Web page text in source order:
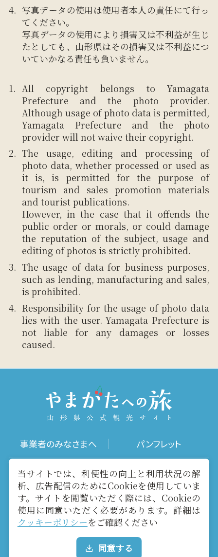
写真データの使用は使用者本人の責任にて行っ
てください。
写真データの使用により損害又は不利益が生じ
たとしても、山形県はその損害又は不利益につ
いていかなる責任も負いません。
All copyright belongs to Yamagata
Prefecture and the photo provider.
Although usage of photo data is permitted,
Yamagata Prefecture and the photo
provider will not waive their copyright.
The usage, editing and processing of
photo data, whether processed or used as
it is, is permitted for the purpose of
tourism and sales promotion materials
and tourist publications.
However, in the case that it offends the
public order or morals, or could damage
the reputation of the subject, usage and
editing of photos is strictly prohibited.
The usage of data for business purposes,
such as lending, manufacturing and sales,
is prohibited.
Responsibility for the usage of photo data
lies with the user. Yamagata Prefecture is
not liable for any damages or losses
caused.
事業者のみなさまへ パンフレット
写真ダウンロード 動画ギャラリー
お役立ちリンク 当サイトについて
メールマガジン お問い合わせ
当サイトでは、利便性の向上と利用状況の解
析、広告配信のためにCookieを使用していま
す。サイトを閲覧いただく際には、Cookieの
使用に同意いただく必要があります。詳細は
クッキーポリシーをご確認ください
同意する